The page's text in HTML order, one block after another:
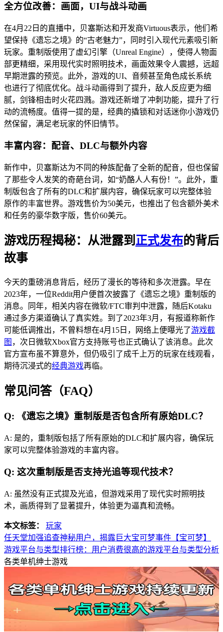
全方位改善：画面，UI与战斗动画
在4月22日的直播中，贝塞斯达和开发商Virtuous表示，他们希
望保持《遗忘之境》的“古老魅力”，同时引入现代元素吸引新
玩家。重制版使用了虚幻引擎（Unreal Engine），使得人物面
部更精细，采用现代实时照明技术，画面效果令人震撼，远超
早期泄露的预览。此外，游戏的UI、音频甚至角色成长系统
也进行了彻底优化。战斗动画得到了提升，敌人反应更为细
腻，剑锋相击时火花四溅。游戏还新增了冲刺功能，提升了行
动的流畅度。值得一提的是，经典的撬锁和对话迷你小游戏仍
然保留，满足老玩家的怀旧情节。
丰富内容：配音、DLC与额外内容
新作中，贝塞斯达为不同的种族配备了全新的配音，但也保留
了那些令人发笑的奇葩台词，如“奶酪人人有份！”。此外，重
制版包含了所有的DLC和扩展内容，确保玩家可以完整体验
原作的丰富世界。游戏售价为50美元，也推出了包含额外美术
和任务的豪华数字版，售价60美元。
游戏历程揭秘：从泄露到 正式发布的背后
故事
今天的重磅消息背后，经历了漫长的等待和多次泄露。早在
2023年，一位Reddit用户便首次披露了《遗忘之境》重制版的
消息。同年，相关内容在微软/FTC审判中泄露，随后Kotaku
通过多方渠道确认了真实姓。到了2023年3月，有报道称新作
可能低调推出，不曾料想在4月15日，网络上便曝光了游戏截
图 ，次日微软Xbox官方支持账号也正式确认了该消息。此次
官方宣布虽不算意外，但仍吸引了成千上万的玩家在线观看，
期待沉浸式的经典游戏再临。
常见问答（FAQ）
Q: 《遗忘之境》重制版是否包含所有原始DLC？
A: 是的，重制版包括了所有原始的DLC和扩展内容，确保玩
家可以完整体验游戏的丰富内容。
Q: 这次重制版是否支持光追等现代技术？
A: 虽然没有正式提及光追，但游戏采用了现代实时照明技
术，画质得到了显著提升，体验更为逼真和流畅。
本文标签：
玩家
任天堂加强追查神秘用户，揭露巨大宝可梦事件【宝可梦】
游戏平台与类型排行榜：用户消费很高的游戏平台与类型分析
各类单机绅士游戏